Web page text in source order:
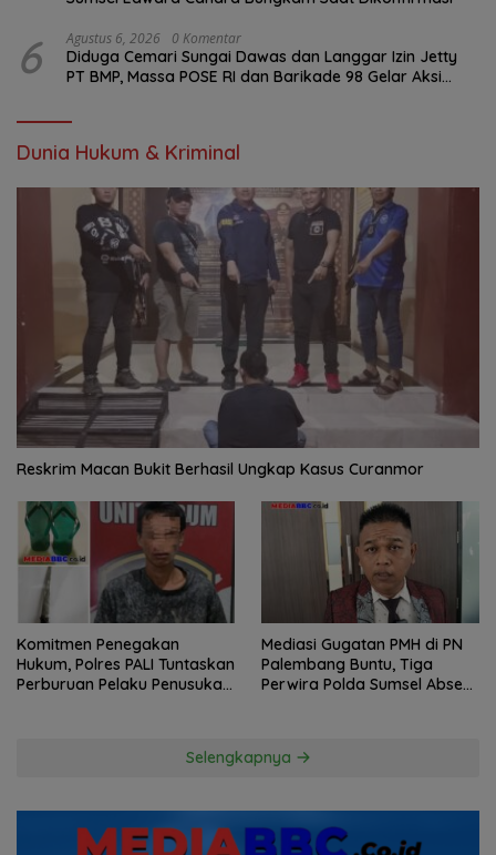
6 Agustus 6, 2026 0 Komentar
Diduga Cemari Sungai Dawas dan Langgar Izin Jetty
PT BMP, Massa POSE RI dan Barikade 98 Gelar Aksi
Dunia Hukum & Kriminal
Reskrim Macan Bukit Berhasil Ungkap Kasus Curanmor
Komitmen Penegakan
Hukum, Polres PALI Tuntaskan
Perburuan Pelaku Penusukan
Mediasi Gugatan PMH di PN
Palembang Buntu, Tiga
Perwira Polda Sumsel Absen,
Selengkapnya